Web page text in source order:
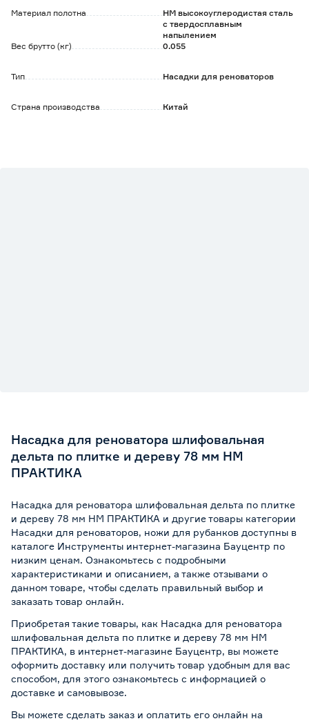
используйте переходник ПРАКТИКА 240-607.
Материал полотна
HM высокоуглеродистая сталь
с твердосплавным
напылением
Вес брутто (кг)
0.055
Тип Насадки для реноваторов
Страна производства Китай
Насадка для реноватора шлифовальная
дельта по плитке и дереву 78 мм HM
ПРАКТИКА
Насадка для реноватора шлифовальная дельта по плитке
и дереву 78 мм HM ПРАКТИКА и другие товары категории
Насадки для реноваторов, ножи для рубанков доступны в
каталоге Инструменты интернет-магазина Бауцентр по
низким ценам. Ознакомьтесь с подробными
характеристиками и описанием, а также отзывами о
данном товаре, чтобы сделать правильный выбор и
заказать товар онлайн.
Приобретая такие товары, как Насадка для реноватора
шлифовальная дельта по плитке и дереву 78 мм HM
ПРАКТИКА, в интернет-магазине Бауцентр, вы можете
оформить доставку или получить товар удобным для вас
способом, для этого ознакомьтесь с информацией о
доставке и самовывозе.
Вы можете сделать заказ и оплатить его онлайн на